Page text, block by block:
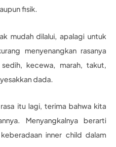
fisik.
mudah dilalui, apalagi untuk
menyenangkan rasanya
kecewa, marah, takut,
dada.
itu lagi, terima bahwa kita
Menyangkalnya berarti
inner child dalam